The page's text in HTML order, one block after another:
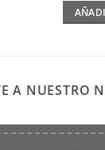
A NUESTRO